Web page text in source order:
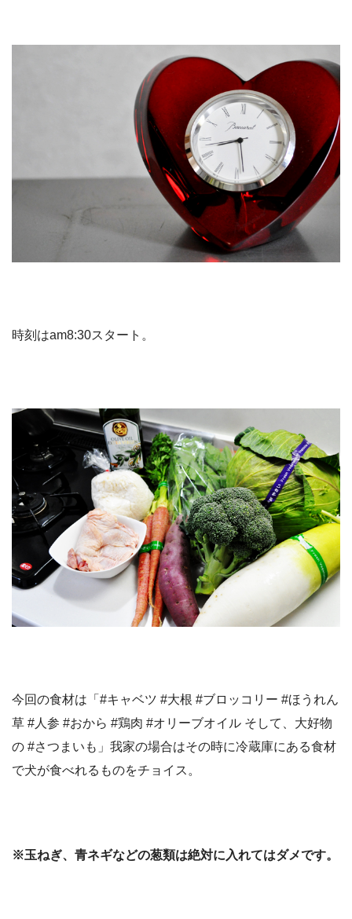
時刻はam8:30スタート。
今回の食材は「#キャベツ #大根 #ブロッコリー #ほうれん
草 #人参 #おから #鶏肉 #オリーブオイル そして、大好物
の #さつまいも」我家の場合はその時に冷蔵庫にある食材
で犬が食べれるものをチョイス。
※玉ねぎ、青ネギなどの葱類は絶対に入れてはダメです。